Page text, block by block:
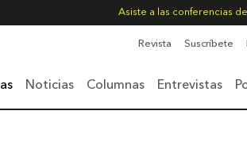
Asiste a las conferencias
Revista Suscríbete
Noticias Columnas Entrevistas